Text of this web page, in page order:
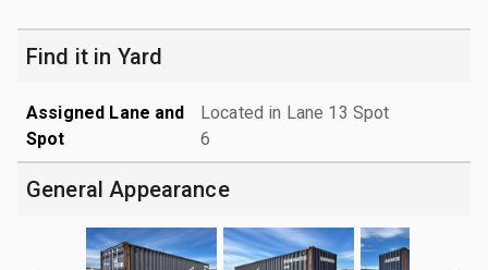
Find it in Yard
Assigned Lane and
Spot
Located in Lane 13 Spot
6
General Appearance